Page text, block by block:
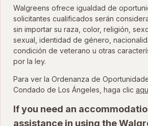
Walgreens ofrece igualdad de
solicitantes cualificados serán
sin importar su raza, color, religión,
sexual, identidad de género,
condición de veterano u otras
por la ley.
Para ver la Ordenanza de
Condado de Los Ángeles, haga clic
If you need an
assistance in using the